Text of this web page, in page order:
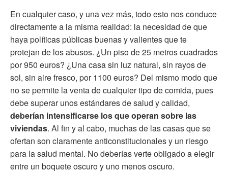
En cualquier caso, y una vez más, todo esto nos conduce
directamente a la misma realidad: la necesidad de que
haya políticas públicas buenas y valientes que te
protejan de los abusos. ¿Un piso de 25 metros cuadrados
por 950 euros? ¿Una casa sin luz natural, sin rayos de
sol, sin aire fresco, por 1100 euros? Del mismo modo que
no se permite la venta de cualquier tipo de comida, pues
debe superar unos estándares de salud y calidad,
deberían intensificarse los que operan sobre las
viviendas. Al fin y al cabo, muchas de las casas que se
ofertan son claramente anticonstitucionales y un riesgo
para la salud mental. No deberías verte obligado a elegir
entre un boquete oscuro y uno menos oscuro.